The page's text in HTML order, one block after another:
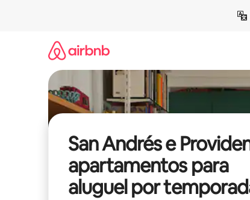
San Andrés e
apartamentos para
aluguel por